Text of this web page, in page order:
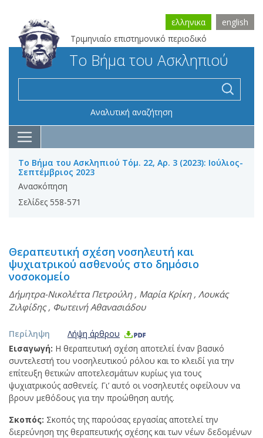
Τριμηνιαίο επιστημονικό περιοδικό
ελληνικα english
Το Βήμα του Ασκληπιού
Αναλυτική αναζήτηση
Το Βήμα του Ασκληπιού Τόμ. 22, Αρ. 3 (2023): Ιούλιος-
Σεπτέμβριος 2023
Ανασκόπηση
Σελίδες 558-571
Θεραπευτική σχέση νοσηλευτή και
ψυχιατρικού ασθενούς στο δημόσιο
νοσοκομείο
Δήμητρα-Νικολέττα Πετρούλη , Μαρία Κρίκη, Λουκάς
Ζιλφίδης, Φωτεινή Αθανασιάδου
Περίληψη
Λήψη άρθρου
Εισαγωγή: Η θεραπευτική σχέση αποτελεί έναν βασικό
συντελεστή του νοσηλευτικού ρόλου και το κλειδί για την
επίτευξη θετικών αποτελεσμάτων κυρίως για τους
ψυχιατρικούς ασθενείς. Γι’ αυτό οι νοσηλευτές οφείλουν να
βρουν μεθόδους για την προώθηση αυτής.
Σκοπός: Σκοπός της παρούσας εργασίας αποτελεί την
διερεύνηση της θεραπευτικής σχέσης και των νέων δεδομένων